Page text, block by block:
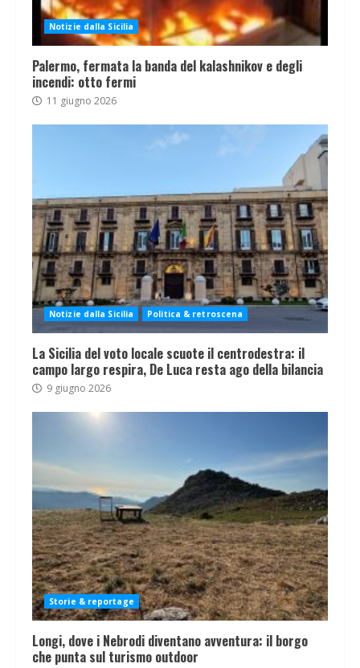
Notizie dalla Sicilia
Palermo, fermata la banda del kalashnikov e degli
incendi: otto fermi
11 giugno 2026
Notizie dalla Sicilia Politica & retroscena
La Sicilia del voto locale scuote il centrodestra: il
campo largo respira, De Luca resta ago della bilancia
9 giugno 2026
Storie & reportage
Longi, dove i Nebrodi diventano avventura: il borgo
che punta sul turismo outdoor